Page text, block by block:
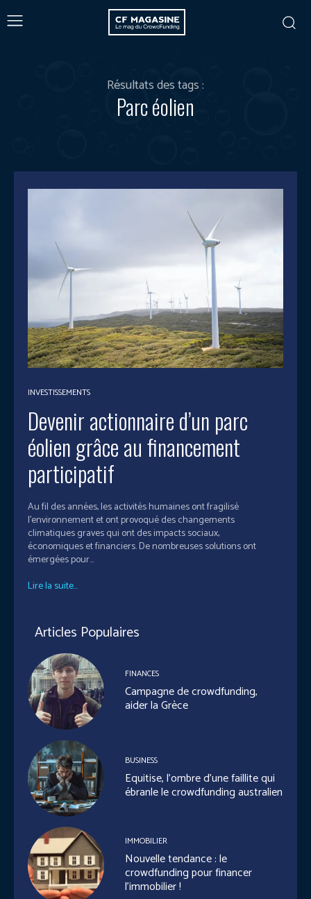
Résultats des tags :
Parc éolien
INVESTISSEMENTS
Devenir actionnaire d’un parc
éolien grâce au financement
participatif
Au fil des années, les activités humaines ont fragilisé
l’environnement et ont provoqué des changements
climatiques graves qui ont des impacts sociaux,
économiques et financiers. De nombreuses solutions ont
émergées pour...
Lire la suite...
Articles Populaires
FINANCES
Campagne de crowdfunding,
aider la Grèce
BUSINESS
Equitise, l’ombre d’une faillite qui
ébranle le crowdfunding australien
IMMOBILIER
Nouvelle tendance : le
crowdfunding pour financer
l’immobilier !